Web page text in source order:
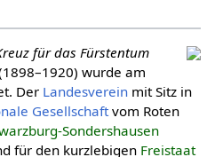
für das Fürstentum
wurde am
Der Landesvereinmit Sitz in
Gesellschaftvom Roten
Sondershausen
für den kurzlebigen Freistaat